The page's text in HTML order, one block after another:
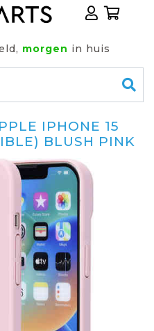
morgen in huis
IPHONE 15
BLUSH PINK